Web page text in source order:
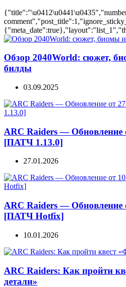
Обзор 2040World: сюжет,
билды
03.09.2025
ARC Raiders — Обновление
[ПАТЧ 1.13.0]
27.01.2026
ARC Raiders — Обновление
[ПАТЧ Hotfix]
10.01.2026
ARC Raiders: Как пройти
детали»